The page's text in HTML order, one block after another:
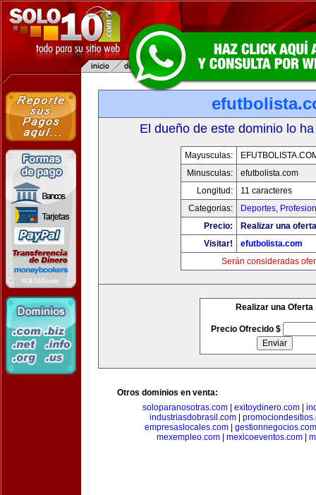
El dueño de este dominio lo
Mayusculas:
Minusculas:
efutbolista.com
Longitud:
11 caracteres
Categorias:
Deportes,
Precio:
Realizar una
Visitar!
efutbolista.com
Serán consideradas
Realizar una Oferta
Precio Ofrecido $
Otros dominios en venta:
soloparanosotras.com
exitoydinero.com
industriasdobrasil.com|
empresaslocales.com| gestionnegocios.com
mexempleo.com| mexicoeventos.com|